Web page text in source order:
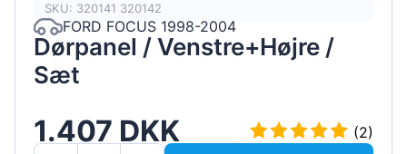
SKU: 320141 320142
FORD FOCUS 1998-2004
Dørpanel / Venstre+Højre /
Sæt
1.407 DKK
(2)